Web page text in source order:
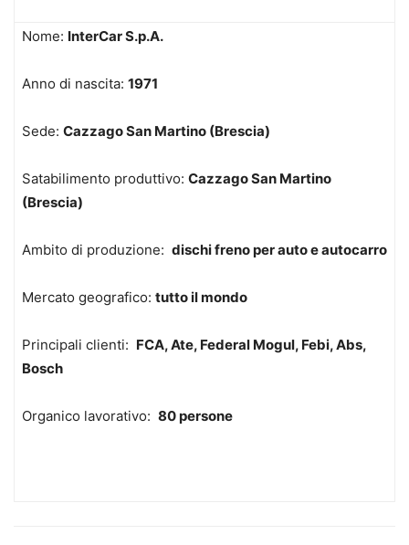
Nome: InterCar S.p.A.
Anno di nascita: 1971
Sede: Cazzago San Martino (Brescia)
Satabilimento produttivo: Cazzago San Martino
(Brescia)
Ambito di produzione: dischi freno per auto e autocarro
Mercato geografico: tutto il mondo
Principali clienti: FCA, Ate, Federal Mogul, Febi, Abs,
Bosch
Organico lavorativo: 80 persone